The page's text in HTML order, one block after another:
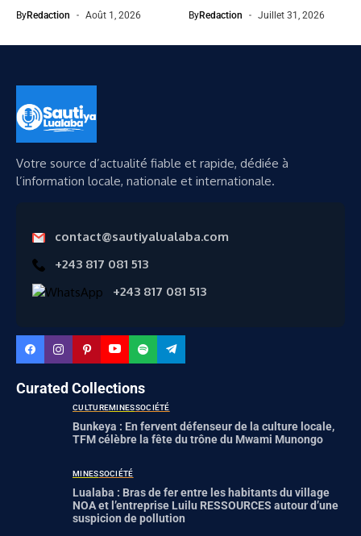
ByRedaction Août 1, 2026 ByRedaction Juillet 31, 2026
Votre source d’actualité fiable et rapide, dédiée à
l’information locale, nationale et internationale.
contact@sautiyalualaba.com
+243 817 081 513
+243 817 081 513
Curated Collections
CULTUREMINESSOCIÉTÉ
Bunkeya : En fervent défenseur de la culture locale,
TFM célèbre la fête du trône du Mwami Munongo
MINESSOCIÉTÉ
Lualaba : Bras de fer entre les habitants du village
NOA et l’entreprise Luilu RESSOURCES autour d’une
suspicion de pollution